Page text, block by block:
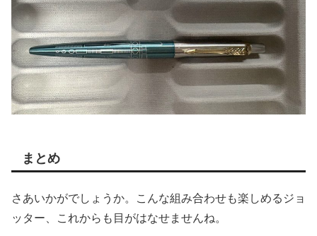
まとめ
さあいかがでしょうか。こんな組み合わせも楽しめるジョ
ッター、これからも目がはなせませんね。